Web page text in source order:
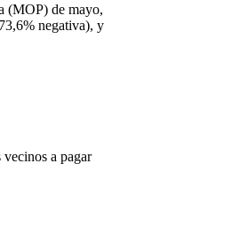
(MOP) de mayo,
negativa), y
a pagar